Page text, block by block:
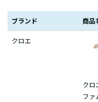
ブランド 商品
クロエ
クロ
ファ